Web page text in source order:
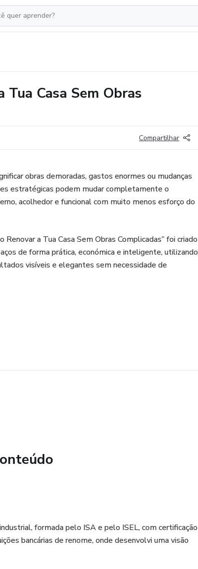
Casa Sem Obras
Compartilhar
obras demoradas, gastos enormes ou mudanças
estratégicas podem mudar completamente o
acolhedor e funcional com muito menos esforço do
a Tua Casa Sem Obras Complicadas” foi criado
de forma prática, económica e inteligente, utilizando
visíveis e elegantes sem necessidade de
aprender:
grandes diferenças visuais;
casa sem stress, sem obras complicadas e sem gastar
te como transformar qualquer espaço com
formada pelo ISA e pelo ISEL, com certificação
bancárias de renome, onde desenvolvi uma visão